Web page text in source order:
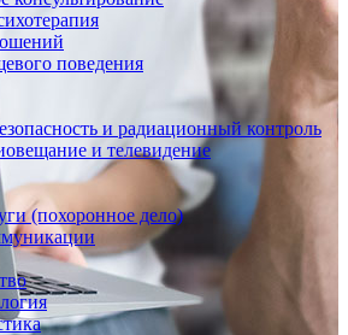
поведения
и радиационный контроль
и телевидение
(похоронное дело)